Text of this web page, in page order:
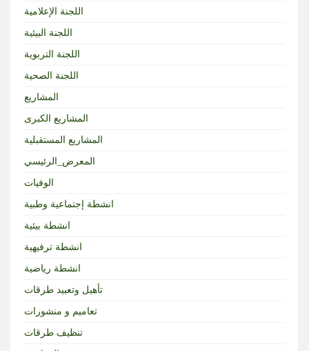
اللجنة الإعلامية
اللجنة البيئية
اللجنة التربوية
اللجنة الصحية
المشاريع
المشاريع الكبرى
المشاريع المستقبلية
المعرض_الرئيسي
الوفيات
انشطة إجتماعية وطبية
انشطة بيئية
انشطة ترفيهية
انشطة رياضية
تأهيل وتعبيد طرقات
تعاميم و منشورات
تنظيف طرقات